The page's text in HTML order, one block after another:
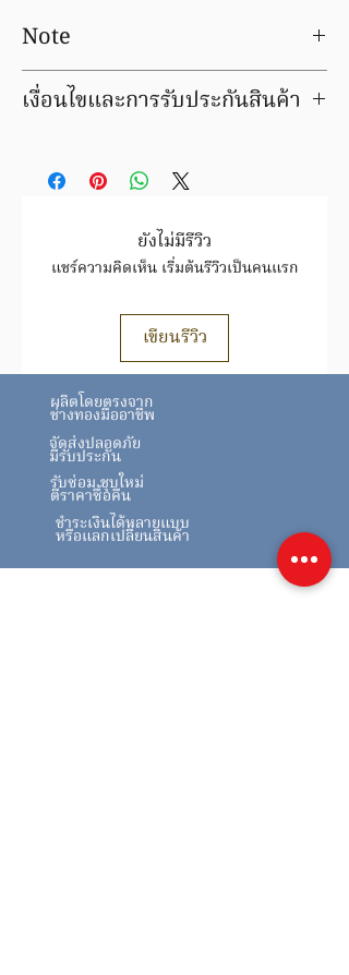
Note
Prices for precious metal products are
an estimate only and can vary slightly
tolerances which we are able to
เงื่อนไขและการรับประกันสินค้า
มีบริการชุบ ล้าง ซ่อมใหม่ ฟรีค่าแรง
ภายในระยะเวลารับประกัน
ราคาทอง ขึ้น/ลง ตามประกาศของสมาคม
ค้าทองคำฯ
สินค้าทองล้วนราคาขึ้นอยู่กับราคาทองตาม
สมาคม
ทอง https://www.goldtraders.or.th/
ตรวจสอบเงื่อนไขและการรับประกันสินค้า
ได้ที่ FAQ
ยังไม่มีรีวิว
แชร์ความคิดเห็น เริ่มต้นรีวิวเป็นคนแรก
เขียนรีวิว
ผลิตโดยตรงจาก
ช่างทองมืออาชีพ
จัดส่งปลอดภัย
มีรับประกัน
รับซ่อม ชุบใหม่
ตีราคาซื้อคืน
ชำระเงินได้หลายแบบ
หรือแลกเปลี่ยนสินค้า